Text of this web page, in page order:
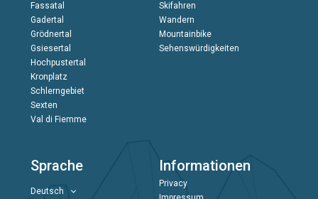
Fassatal
Gadertal
Grödnertal
Gsiesertal
Hochpustertal
Kronplatz
Schlerngebiet
Sexten
Val di Fiemme
Skifahren
Wandern
Mountainbike
Sehenswürdigkeiten
Sprache
Deutsch
Informationen
Privacy